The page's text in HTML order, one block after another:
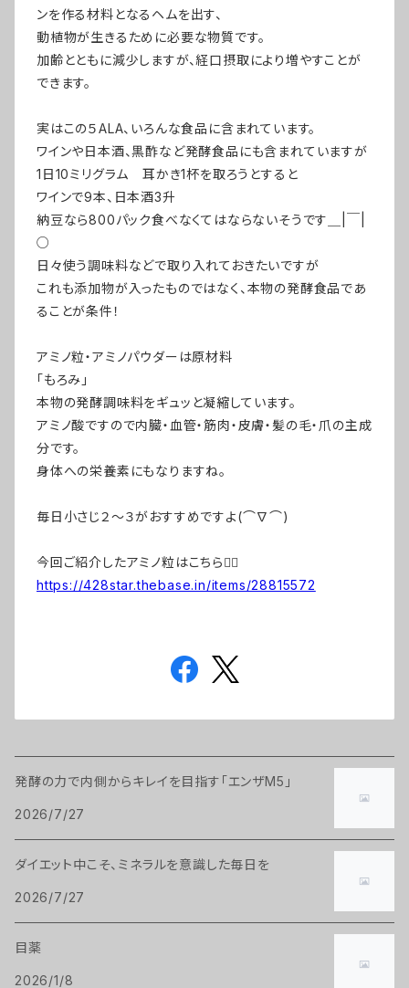
ンを作る材料となるヘムを出す、
動植物が生きるために必要な物質です。
加齢とともに減少しますが、経口摂取により増やすことが
できます。
実はこの５ALA、いろんな食品に含まれています。
ワインや日本酒、黒酢など発酵食品にも含まれていますが
1日10ミリグラム 耳かき1杯を取ろうとすると
ワインで9本、日本酒3升
納豆なら800パック食べなくてはならないそうです＿|￣|
○
日々使う調味料などで取り入れておきたいですが
これも添加物が入ったものではなく、本物の発酵食品であ
ることが条件！
アミノ粒・アミノパウダーは原材料
「もろみ」
本物の発酵調味料をギュッと凝縮しています。
アミノ酸ですので内臓・血管・筋肉・皮膚・髪の毛・爪の主成
分です。
身体への栄養素にもなりますね。
毎日小さじ２～３がおすすめですよ(⌒∇⌒)
今回ご紹介したアミノ粒はこちら💁‍♀️
https://428star.thebase.in/items/28815572
発酵の力で内側からキレイを目指す「エンザM5」
2026/7/27
ダイエット中こそ、ミネラルを意識した毎日を
2026/7/27
目薬
2026/1/8